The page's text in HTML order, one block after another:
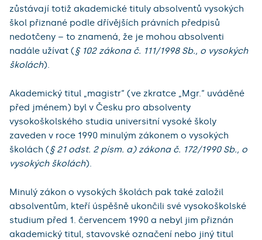
zůstávají totiž akademické tituly absolventů vysokých
škol přiznané podle dřívějších právních předpisů
nedotčeny – to znamená, že je mohou absolventi
nadále užívat (§ 102 zákona č. 111/1998 Sb., o vysokých
školách).
Akademický titul „magistr“ (ve zkratce „Mgr.“ uváděné
před jménem) byl v Česku pro absolventy
vysokoškolského studia universitní vysoké školy
zaveden v roce 1990 minulým zákonem o vysokých
školách (§ 21 odst. 2 písm. a) zákona č. 172/1990 Sb., o
vysokých školách).
Minulý zákon o vysokých školách pak také založil
absolventům, kteří úspěšně ukončili své vysokoškolské
studium před 1. červencem 1990 a nebyl jim přiznán
akademický titul, stavovské označení nebo jiný titul